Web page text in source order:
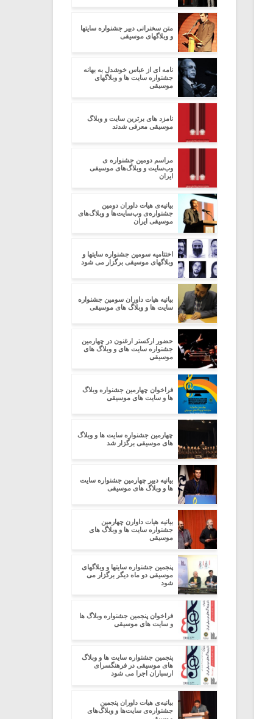
متن سخنرانی دبیر جشنواره سایتها
و وبلاگهای موسیقی
نامه ای از عباس خوشدل به بهانه
جشنواره سایت ها و وبلاگهای
موسیقی
نامزد های برترین سایت و وبلاگ
موسیقی معرفی شدند
مراسم دومین جشنواره ی
وب‌سایت و وبلاگ‌های موسیقی
ایران
بیانیه‌ی هیات داوران دومین
جشنواره‌ی وب‌سایت‌ها و وبلاگ‌های
موسیقی ایران
اختتامیه سومین جشنواره سایتها و
وبلاگهای موسیقی برگزار می شود
بیانیه هیات داوران سومین جشنواره
سایت ها و وبلاگ های موسیقی
حضور ارکستر ارغنون در چهارمین
جشنواره سایت های و وبلاگ های
موسیقی
فراخوان چهارمین جشنواره وبلاگ
ها و سایت های موسیقی
چهارمین جشنواره سایت ها و وبلاگ
های موسیقی برگزار شد
بیانیه دبیر چهارمین جشنواره سایت
ها و وبلاگ های موسیقی
بیانیه هیات داوارن چهارمین
جشنواره سایت ها و وبلاگ های
موسیقی
پنجمین جشنواره سایتها و وبلاگهای
موسیقی دو ماه دیگر برگزار می
شود
فراخوان پنجمین جشنواره وبلاگ ها
و سایت های موسیقی
پنجمین جشنواره سایت ها و وبلاگ
های موسیقی در فرهنگسرای
ارسباران اجرا می شود
بیانیه‌ی هیات داوران پنجمین
جشنواره‌ی سایت‌ها و وبلاگ‌های